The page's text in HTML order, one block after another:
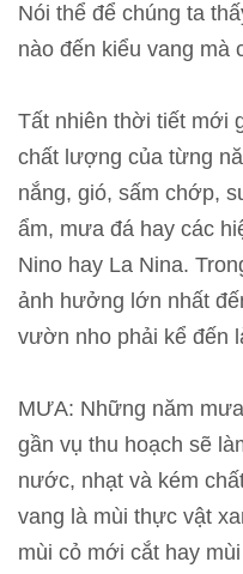
Nói thể để chúng ta
nào đến kiểu vang mà
Tất nhiên thời tiết mới
chất lượng của từng
nắng, gió, sấm chớp,
ẩm, mưa đá hay các
Nino hay La Nina.
ảnh hưởng lớn nhất
vườn nho phải kể đến
MƯA: Những năm
gần vụ thu hoạch sẽ
nước, nhạt và kém
vang là mùi thực vật
mùi cỏ mới cắt hay